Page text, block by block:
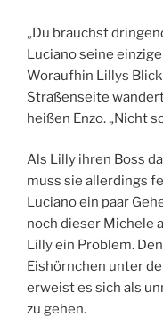
„Du brauchst
Luciano seine
Woraufhin Lillys
Straßenseite
heißen Enzo. „Nicht
Als Lilly ihren Boss
muss sie allerdings
Luciano ein paar
noch dieser Michele
Lilly ein Problem.
Eishörnchen unter
erweist es sich als
zu gehen.